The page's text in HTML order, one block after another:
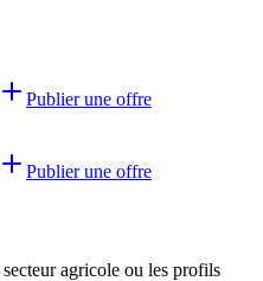
Publier une offre
Publier une offre
agricole ou les profils